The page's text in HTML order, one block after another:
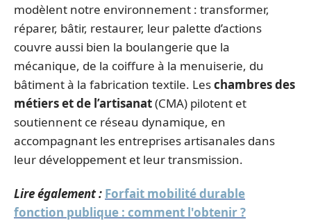
modèlent notre environnement : transformer,
réparer, bâtir, restaurer, leur palette d’actions
couvre aussi bien la boulangerie que la
mécanique, de la coiffure à la menuiserie, du
bâtiment à la fabrication textile. Leschambres des
métiers et de l’artisanat(CMA) pilotent et
soutiennent ce réseau dynamique, en
accompagnant les entreprises artisanales dans
leur développement et leur transmission.
Lire également : Forfait mobilité durable
fonction publique : comment l'obtenir ?